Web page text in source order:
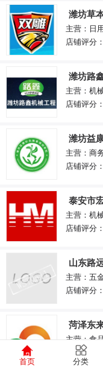
潍坊草
主营：日
店铺评分
潍坊路
主营：机
店铺评分
潍坊益
主营：商
店铺评分
泰安市
主营：机
店铺评分
山东路
主营：五
店铺评分
菏泽东
主营：食
店铺评分：
首页 分类